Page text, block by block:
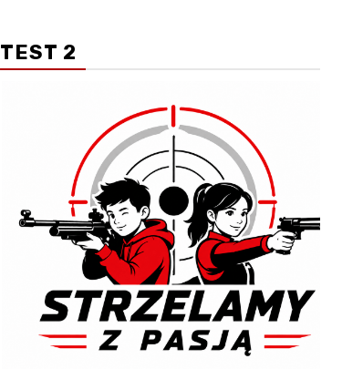
TEST 2